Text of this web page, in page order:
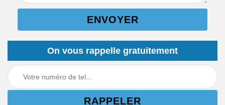
On vous rappelle gratuitement